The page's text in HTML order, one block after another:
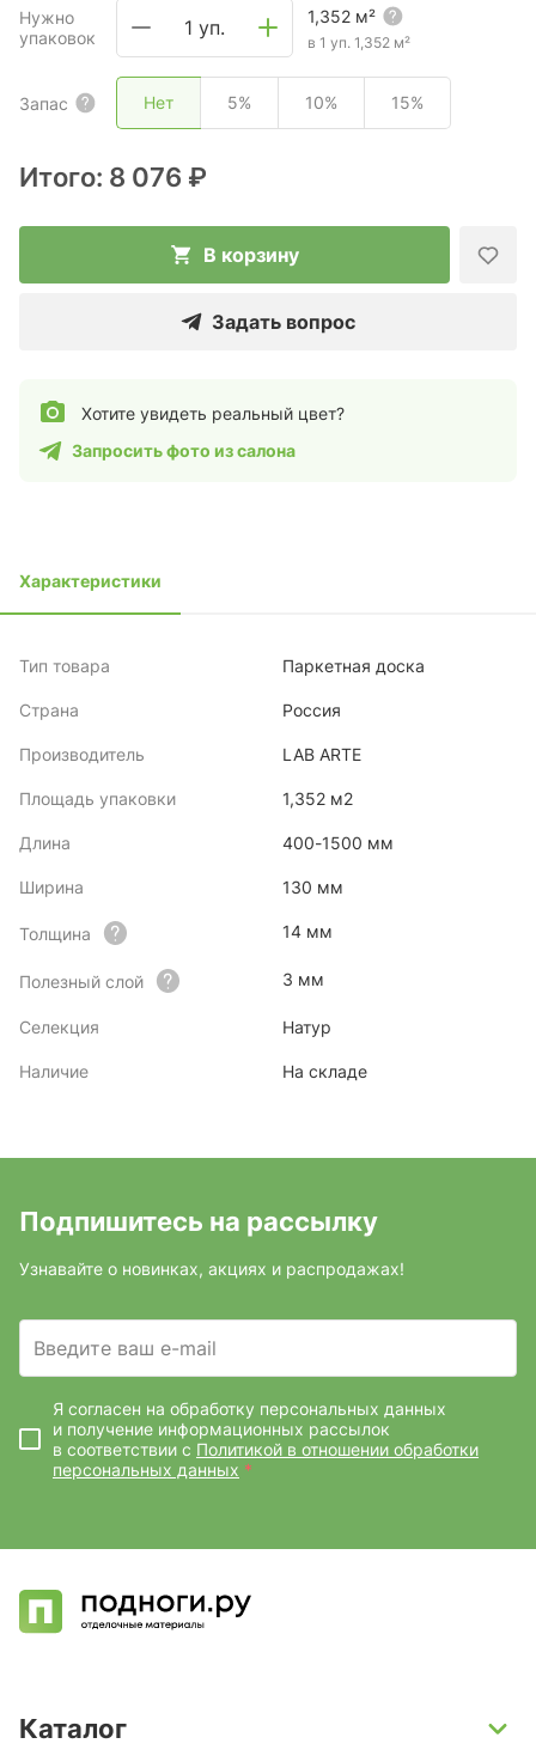
Нужно
упаковок
1 уп. 1,352 м²
в 1 уп. 1,352 м²
Запас Нет 5% 10% 15%
Итого: 8 076 ₽
В корзину
Задать вопрос
Хотите увидеть реальный цвет?
Запросить фото из салона
Характеристики
Тип товара Паркетная доска
Страна Россия
Производитель LAB ARTE
Площадь упаковки 1,352 м2
Длина 400-1500 мм
Ширина 130 мм
Толщина 14 мм
Полезный слой 3 мм
Селекция Натур
Наличие На складе
Подпишитесь на рассылку
Узнавайте о новинках, акциях и распродажах!
Введите ваш e-mail
Я согласен на обработку персональных данных
и получение информационных рассылок
в соответствии с Политикой в отношении обработки
персональных данных *
Каталог